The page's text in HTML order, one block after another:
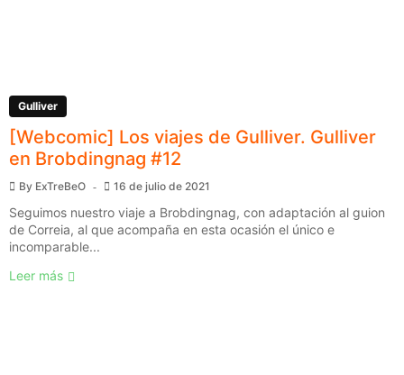
Gulliver
[Webcomic] Los viajes de Gulliver. Gulliver
en Brobdingnag #12
By ExTreBeO 16 de julio de 2021
Seguimos nuestro viaje a Brobdingnag, con adaptación al guion
de Correia, al que acompaña en esta ocasión el único e
incomparable...
Leer más